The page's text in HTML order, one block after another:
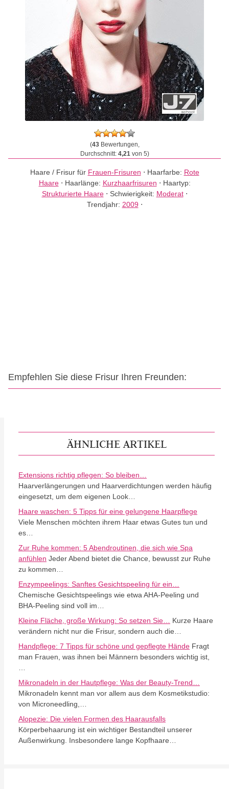
(43Bewertungen,
Durchschnitt: 4,21von 5)
Haare / Frisur für Frauen-Frisuren ⋅ Haarfarbe: Rote
Haare⋅ Haarlänge: Kurzhaarfrisuren ⋅ Haartyp:
Strukturierte Haare⋅ Schwierigkeit: Moderat⋅
Trendjahr: 2009 ⋅
Empfehlen Sie diese Frisur Ihren Freunden:
ÄHNLICHE ARTIKEL
Extensions richtig pflegen: So bleiben…
Haarverlängerungen und Haarverdichtungen werden häufig
eingesetzt, um dem eigenen Look…
Haare waschen: 5 Tipps für eine gelungene Haarpflege
Viele Menschen möchten ihrem Haar etwas Gutes tun und
es…
Zur Ruhe kommen: 5 Abendroutinen, die sich wie Spa
anfühlen Jeder Abend bietet die Chance, bewusst zur Ruhe
zu kommen…
Enzympeelings: Sanftes Gesichtspeeling für ein…
Chemische Gesichtspeelings wie etwa AHA-Peeling und
BHA-Peeling sind voll im…
Kleine Fläche, große Wirkung: So setzen Sie…
Kurze Haare
verändern nicht nur die Frisur, sondern auch die…
Handpflege: 7 Tipps für schöne und gepflegte Hände Fragt
man Frauen, was ihnen bei Männern besonders wichtig ist,
Mikronadeln in der Hautpflege: Was der Beauty-Trend…
Mikronadeln kennt man vor allem aus dem Kosmetikstudio:
von Microneedling,…
Alopezie: Die vielen Formen des Haarausfalls
Körperbehaarung ist ein wichtiger Bestandteil unserer
Außenwirkung. Insbesondere lange Kopfhaare…